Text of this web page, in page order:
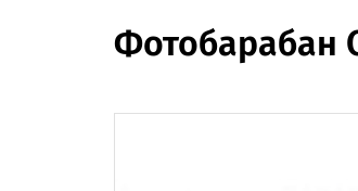
Фотобарабан